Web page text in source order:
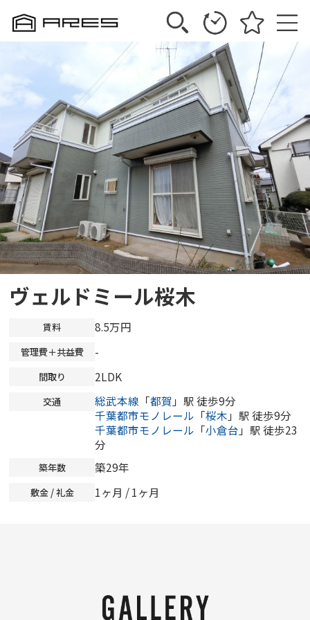
ヴェルドミール桜木
賃料 8.5万円
管理費＋共益費 -
間取り 2LDK
交通 総武本線 「都賀 」駅 徒歩9分
千葉都市モノレール 「桜木 」駅 徒歩9分
千葉都市モノレール 「小倉台 」駅 徒歩23
分
築年数 築29年
敷金 / 礼金 1ヶ月 / 1ヶ月